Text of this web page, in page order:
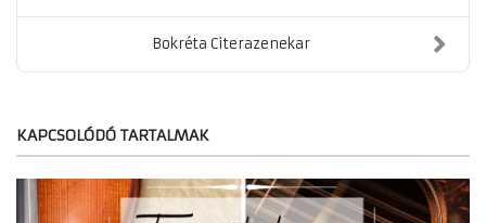
Bokréta Citerazenekar
KAPCSOLÓDÓ TARTALMAK